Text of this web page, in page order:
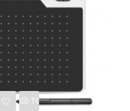
TOEVOEGEN AAN